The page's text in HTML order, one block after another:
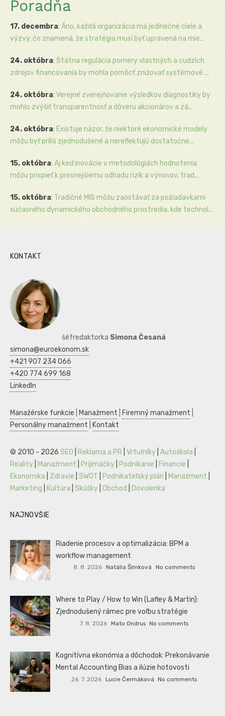
Poradňa
17. decembra: Áno, každá organizácia má jedinečné ciele a
výzvy, čo znamená, že stratégia musí byť upravená na mie...
24. októbra: Štátna regulácia pomery vlastných a cudzích
zdrojov financovania by mohla pomôcť znižovať systémové ...
24. októbra: Verejné zverejňovanie výsledkov diagnostiky by
mohlo zvýšiť transparentnosť a dôveru akcionárov a zá...
24. októbra: Existuje názor, že niektoré ekonomické modely
môžu byť príliš zjednodušené a nereflektujú dostatočne...
15. októbra: Aj keď inovácie v metodológiách hodnotenia
môžu prispieť k presnejšiemu odhadu rizík a výnosov, trad...
15. októbra: Tradičné MIS môžu zaostávať za požiadavkami
súčasného dynamického obchodného prostredia, kde technol...
KONTAKT
šéfredaktorka Simona Česaná
simona@euroekonom.sk
+421 907 234 066
+420 774 699 168
LinkedIn
Manažérske funkcie Manažment Firemný manažment
Personálny manažment
Kontakt
© 2010 - 2026 SEO Reklama a PR Vrtuľníky Autoškola
Reality
Manažment Prijímáčky Podnikanie Financie
Ekonomika
Zdravie SWOT Podnikateľský plán Manažment
Marketing
Kultúra Skúšky Obchod Dovolenka
NAJNOVŠIE
Riadenie procesov a optimalizácia: BPM a
workflow management
8. 8. 2026 Natália Šimková No comments
Where to Play / How to Win (Lafley & Martin):
Zjednodušený rámec pre voľbu stratégie
7. 8. 2026 Mato Ondrus No comments
Kognitívna ekonómia a dôchodok: Prekonávanie
Mental Accounting Bias a ilúzie hotovosti
26. 7. 2026 Lucie Čermáková No comments